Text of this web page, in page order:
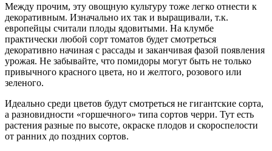
Между прочим, эту овощную культуру тоже легко отнести к
декоративным. Изначально их так и выращивали, т.к.
европейцы считали плоды ядовитыми. На клумбе
практически любой сорт томатов будет смотреться
декоративно начиная с рассады и заканчивая фазой появления
урожая. Не забывайте, что помидоры могут быть не только
привычного красного цвета, но и желтого, розового или
зеленого.
Идеально среди цветов будут смотреться не гигантские сорта,
а разновидности «горшечного» типа сортов черри. Тут есть
растения разные по высоте, окраске плодов и скороспелости
от ранних до поздних сортов.